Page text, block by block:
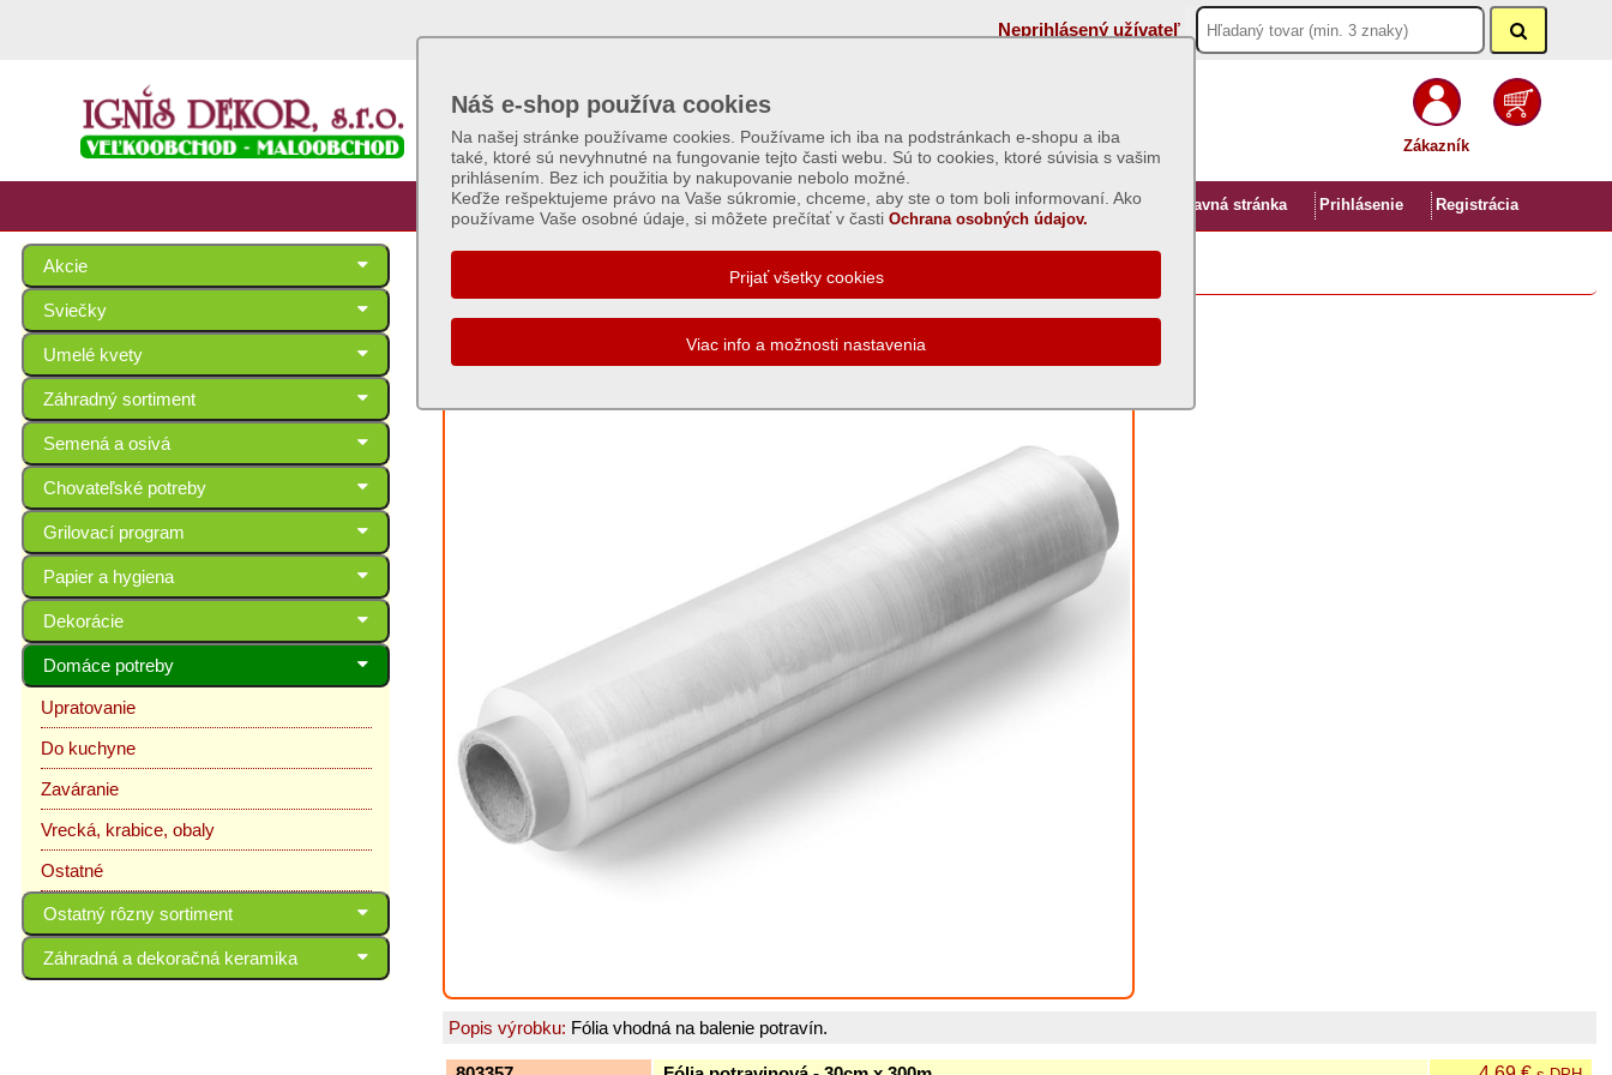
Neprihlásený užívateľ
Zákazník
Úvod Hlavná stránka Prihlásenie Registrácia
Náš e-shop používa cookies
Na našej stránke používame cookies. Používame ich iba na podstránkach e-shopu a iba
také, ktoré sú nevyhnutné na fungovanie tejto časti webu. Sú to cookies, ktoré súvisia s vašim
prihlásením. Bez ich použitia by nakupovanie nebolo možné.
Keďže rešpektujeme právo na Vaše súkromie, chceme, aby ste o tom boli informovaní. Ako
používame Vaše osobné údaje, si môžete prečítať v časti Ochrana osobných údajov.
Akcie
Sviečky
Umelé kvety
Záhradný sortiment
Semená a osivá
Chovateľské potreby
Grilovací program
Papier a hygiena
Dekorácie
Domáce potreby
Upratovanie
Do kuchyne
Zaváranie
Vrecká, krabice, obaly
Ostatné
Ostatný rôzny sortiment
Záhradná a dekoračná keramika
Fólia potravinová - 30cm x 300m
Popis výrobku: Fólia vhodná na balenie potravín.